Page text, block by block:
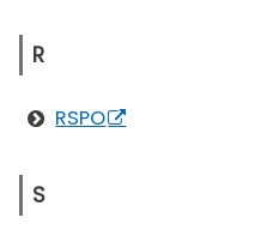
R
RSPO
S